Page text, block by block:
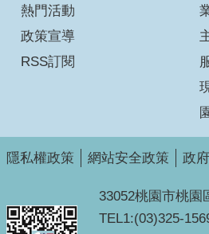
熱門活動
政策宣導
RSS訂閱
隱私權政策 網站安全政策 政
33052桃園市桃園
TEL1:(03)325-